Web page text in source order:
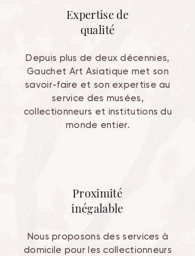
Expertise de
qualité
Depuis plus de deux décennies,
Gauchet Art Asiatique met son
savoir-faire et son expertise au
service des musées,
collectionneurs et institutions du
monde entier.
Proximité
inégalable
Nous proposons des services à
domicile pour les collectionneurs